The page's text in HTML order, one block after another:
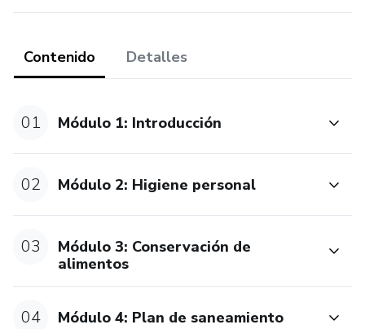
Contenido Detalles
01 Módulo 1: Introducción
02 Módulo 2: Higiene personal
03
Módulo 3: Conservación de
alimentos
04 Módulo 4: Plan de saneamiento